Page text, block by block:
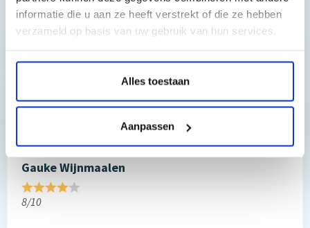
informatie die u aan ze heeft verstrekt of die ze hebben
verzameld op basis van uw gebruik van hun services.
Alles toestaan
Aanpassen
Toch nog een vraag?
Hebt u vragen bij het artikel?
Reviews van klanten…
”Prima geregeld. ”
Gauke Wijnmaalen
8/10